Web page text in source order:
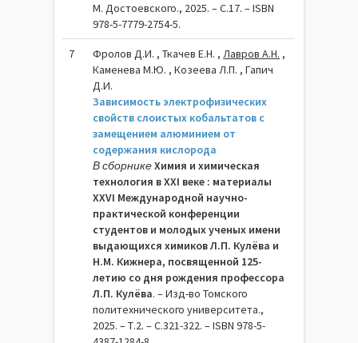
М. Достоевского., 2025. – C.17. – ISBN
978-5-7779-2754-5.
7 Фролов Д.И. , Ткачев Е.Н. ,Лавров А.Н. ,
Каменева М.Ю. , Козеева Л.П. , Гапич
Д.И.
Зависимость электрофизических
свойств слоистых кобальтатов с
замещением алюминием от
содержания кислорода
В сборникеХимия и химическая
технология в XXI веке : материалы
XXVI Международной научно-
практической конференции
студентов и молодых ученых имени
выдающихся химиков Л.П. Кулёва и
Н.М. Кижнера, посвященной 125-
летию со дня рождения профессора
Л.П. Кулёва. – Изд-во Томского
политехнического университета.,
2025. – Т.2. – C.321-322. – ISBN 978-5-